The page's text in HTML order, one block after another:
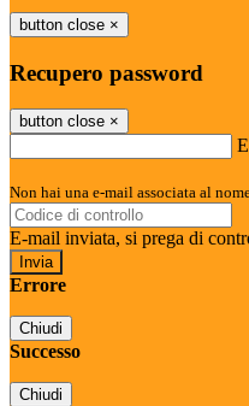
button close ×
Recupero password
button close ×
Non hai una e-mail associata al
E-mail inviata, si prega di
Errore
Chiudi
Successo
Chiudi